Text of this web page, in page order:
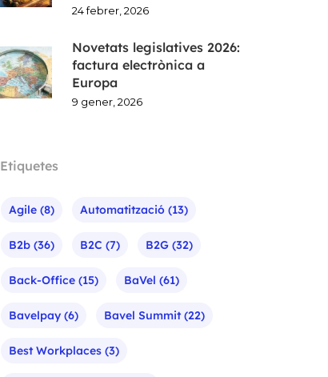
24 febrer, 2026
Novetats legislatives 2026:
factura electrònica a
Europa
9 gener, 2026
Etiquetes
Agile(8) Automatització(13)
B2b(36) B2C (7) B2G(32)
Back-Office(15) BaVel (61)
Bavelpay(6) Bavel Summit(22)
Best Workplaces(3)